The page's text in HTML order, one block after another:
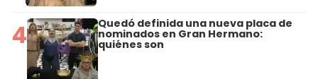
4 Quedó definida una nueva placa de
nominados en Gran Hermano:
quiénes son